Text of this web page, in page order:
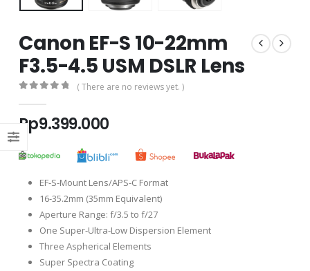
Canon EF-S 10-22mm
F3.5-4.5 USM DSLR Lens
( There are no reviews yet. )
Rp9.399.000
EF-S-Mount Lens/APS-C Format
16-35.2mm (35mm Equivalent)
Aperture Range: f/3.5 to f/27
One Super-Ultra-Low Dispersion Element
Three Aspherical Elements
Super Spectra Coating